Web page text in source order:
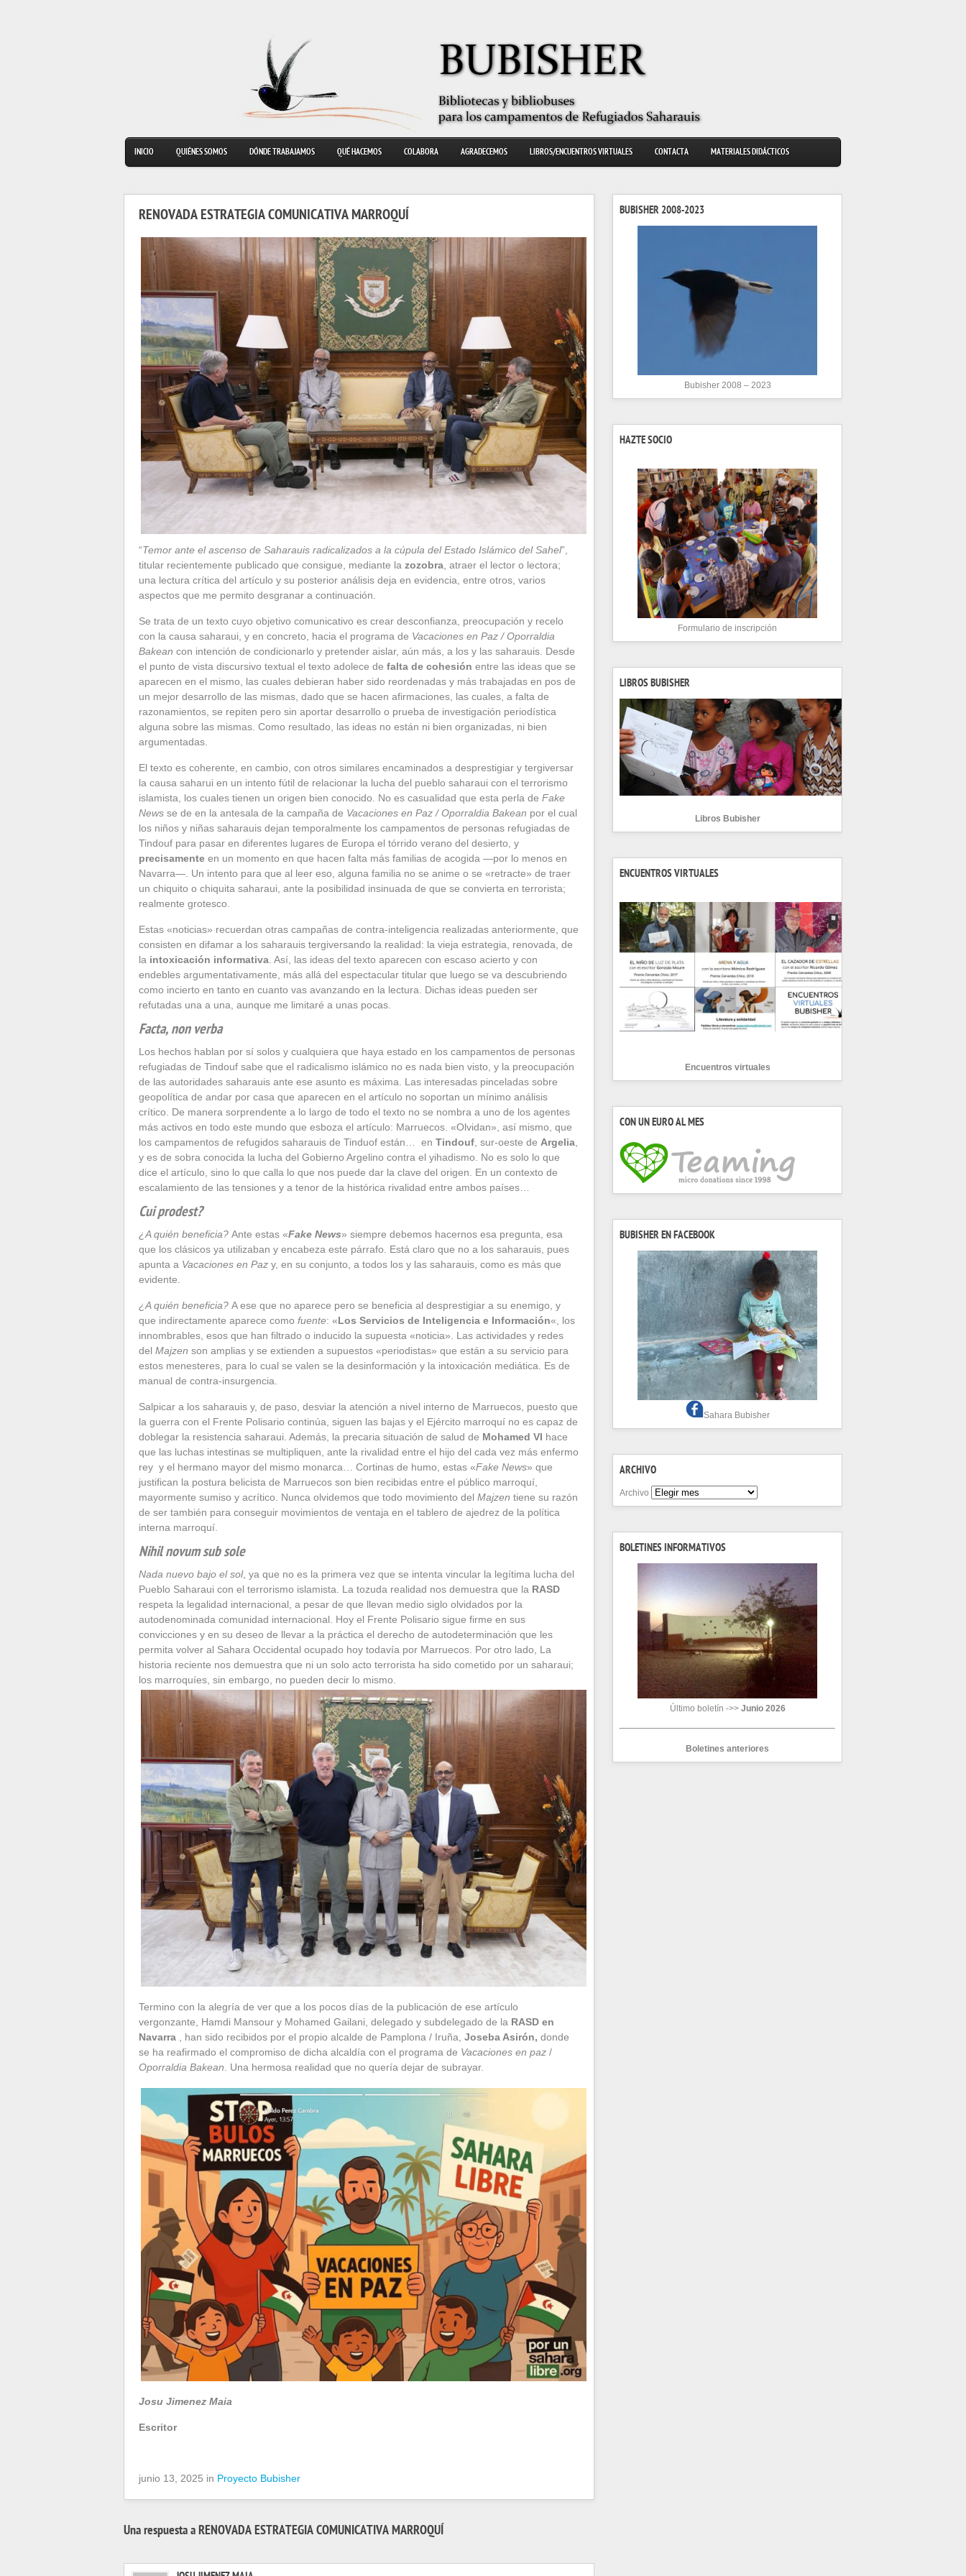
INICIO QUIÉNES SOMOS DÓNDE TRABAJAMOS QUÉ HACEMOS COLABORA AGRADECEMOS LIBROS/ENCUENTROS VIRTUALES CONTACTA MATERIALES DIDÁCTICOS
RENOVADA ESTRATEGIA COMUNICATIVA MARROQUÍ
“Temor ante el ascenso de Saharauis radicalizados a la cúpula del Estado Islámico del Sahel”,
titular recientemente publicado que consigue, mediante la zozobra , atraer el lector o lectora;
una lectura crítica del artículo y su posterior análisis deja en evidencia, entre otros, varios
aspectos que me permito desgranar a continuación.
Se trata de un texto cuyo objetivo comunicativo es crear desconfianza, preocupación y recelo
con la causa saharaui, y en concreto, hacia el programa de Vacaciones en Paz / Oporraldia
Bakean con intención de condicionarlo y pretender aislar, aún más, a los y las saharauis. Desde
el punto de vista discursivo textual el texto adolece de falta de cohesión entre las ideas que se
aparecen en el mismo, las cuales debieran haber sido reordenadas y más trabajadas en pos de
un mejor desarrollo de las mismas, dado que se hacen afirmaciones, las cuales, a falta de
razonamientos, se repiten pero sin aportar desarrollo o prueba de investigación periodística
alguna sobre las mismas. Como resultado, las ideas no están ni bien organizadas, ni bien
argumentadas.
El texto es coherente, en cambio, con otros similares encaminados a desprestigiar y tergiversar
la causa saharui en un intento fútil de relacionar la lucha del pueblo saharaui con el terrorismo
islamista, los cuales tienen un origen bien conocido. No es casualidad que esta perla de Fake
News se de en la antesala de la campaña de Vacaciones en Paz / Oporraldia Bakean por el cual
los niños y niñas saharauis dejan temporalmente los campamentos de personas refugiadas de
Tindouf para pasar en diferentes lugares de Europa el tórrido verano del desierto, y
precisamente en un momento en que hacen falta más familias de acogida —por lo menos en
Navarra—. Un intento para que al leer eso, alguna familia no se anime o se «retracte» de traer
un chiquito o chiquita saharaui, ante la posibilidad insinuada de que se convierta en terrorista;
realmente grotesco.
Estas «noticias» recuerdan otras campañas de contra-inteligencia realizadas anteriormente, que
consisten en difamar a los saharauis tergiversando la realidad: la vieja estrategia, renovada, de
la intoxicación informativa . Así, las ideas del texto aparecen con escaso acierto y con
endebles argumentativamente, más allá del espectacular titular que luego se va descubriendo
como incierto en tanto en cuanto vas avanzando en la lectura. Dichas ideas pueden ser
refutadas una a una, aunque me limitaré a unas pocas.
Facta, non verba
Los hechos hablan por sí solos y cualquiera que haya estado en los campamentos de personas
refugiadas de Tindouf sabe que el radicalismo islámico no es nada bien visto, y la preocupación
de las autoridades saharauis ante ese asunto es máxima. Las interesadas pinceladas sobre
geopolítica de andar por casa que aparecen en el artículo no soportan un mínimo análisis
crítico. De manera sorprendente a lo largo de todo el texto no se nombra a uno de los agentes
más activos en todo este mundo que esboza el artículo: Marruecos. «Olvidan», así mismo, que
los campamentos de refugidos saharauis de Tinduof están… en Tindouf , sur-oeste de Argelia
y es de sobra conocida la lucha del Gobierno Argelino contra el yihadismo. No es solo lo que
dice el artículo, sino lo que calla lo que nos puede dar la clave del origen. En un contexto de
escalamiento de las tensiones y a tenor de la histórica rivalidad entre ambos países…
Cui prodest?
¿A quién beneficia? Ante estas «Fake News» siempre debemos hacernos esa pregunta, esa
que los clásicos ya utilizaban y encabeza este párrafo. Está claro que no a los saharauis, pues
apunta a Vacaciones en Paz y, en su conjunto, a todos los y las saharauis, como es más que
evidente.
¿A quién beneficia? A ese que no aparece pero se beneficia al desprestigiar a su enemigo, y
que indirectamente aparece como fuente: «Los Servicios de Inteligencia e Información«, los
innombrables, esos que han filtrado o inducido la supuesta «noticia». Las actividades y redes
del Majzen son amplias y se extienden a supuestos «periodistas» que están a su servicio para
estos menesteres, para lo cual se valen se la desinformación y la intoxicación mediática. Es de
manual de contra-insurgencia.
Salpicar a los saharauis y, de paso, desviar la atención a nivel interno de Marruecos, puesto que
la guerra con el Frente Polisario continúa, siguen las bajas y el Ejército marroquí no es capaz de
doblegar la resistencia saharaui. Además, la precaria situación de salud de Mohamed VI hace
que las luchas intestinas se multipliquen, ante la rivalidad entre el hijo del cada vez más enfermo
rey y el hermano mayor del mismo monarca… Cortinas de humo, estas «Fake News» que
justifican la postura belicista de Marruecos son bien recibidas entre el público marroquí,
mayormente sumiso y acrítico. Nunca olvidemos que todo movimiento del Majzen tiene su razón
de ser también para conseguir movimientos de ventaja en el tablero de ajedrez de la política
interna marroquí.
Nihil novum sub sole
Nada nuevo bajo el sol, ya que no es la primera vez que se intenta vincular la legítima lucha del
Pueblo Saharaui con el terrorismo islamista. La tozuda realidad nos demuestra que la RASD
respeta la legalidad internacional, a pesar de que llevan medio siglo olvidados por la
autodenominada comunidad internacional. Hoy el Frente Polisario sigue firme en sus
convicciones y en su deseo de llevar a la práctica el derecho de autodeterminación que les
permita volver al Sahara Occidental ocupado hoy todavía por Marruecos. Por otro lado, La
historia reciente nos demuestra que ni un solo acto terrorista ha sido cometido por un saharaui;
los marroquíes, sin embargo, no pueden decir lo mismo.
Termino con la alegría de ver que a los pocos días de la publicación de ese artículo
vergonzante, Hamdi Mansour y Mohamed Gailani, delegado y subdelegado de la RASD en
Navarra , han sido recibidos por el propio alcalde de Pamplona / Iruña, Joseba Asirón, donde
se ha reafirmado el compromiso de dicha alcaldía con el programa de Vacaciones en paz /
Oporraldia Bakean . Una hermosa realidad que no quería dejar de subrayar.
Josu Jimenez Maia
Escritor
junio 13, 2025 in Proyecto Bubisher
Una respuesta a RENOVADA ESTRATEGIA COMUNICATIVA MARROQUÍ
BUBISHER 2008-2023
Bubisher 2008 – 2023
HAZTE SOCIO
Formulario de inscripción
LIBROS BUBISHER
Libros Bubisher
ENCUENTROS VIRTUALES
Encuentros virtuales
CON UN EURO AL MES
BUBISHER EN FACEBOOK
Sahara Bubisher
ARCHIVO
Archivo
BOLETINES INFORMATIVOS
Último boletín ->> Junio 2026
Boletines anteriores